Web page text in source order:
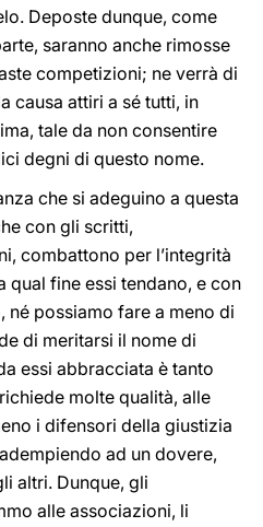
Deposte dunque, come
saranno anche rimosse
competizioni; ne verrà di
causa attiri a sé tutti, in
tale da non consentire
degni di questo nome.
che si adeguino a questa
con gli scritti,
combattono per l’integrità
qual fine essi tendano, e con
né possiamo fare a meno di
di meritarsi il nome di
essi abbracciata è tanto
molte qualità, alle
i difensori della giustizia
ad un dovere,
altri. Dunque, gli
alle associazioni, li